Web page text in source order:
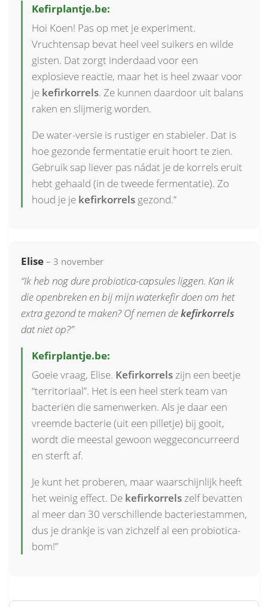
Kefirplantje.be:
Hoi Koen! Pas op met je experiment.
Vruchtensap bevat heel veel suikers en wilde
gisten. Dat zorgt inderdaad voor een
explosieve reactie, maar het is heel zwaar voor
je kefirkorrels. Ze kunnen daardoor uit balans
raken en slijmerig worden.
De water-versie is rustiger en stabieler. Dat is
hoe gezonde fermentatie eruit hoort te zien.
Gebruik sap liever pas nádat je de korrels eruit
hebt gehaald (in de tweede fermentatie). Zo
houd je je kefirkorrels gezond.”
Elise – 3 november
“Ik heb nog dure probiotica-capsules liggen. Kan ik
die openbreken en bij mijn waterkefir doen om het
extra gezond te maken? Of nemen dekefirkorrels
dat niet op?”
Kefirplantje.be:
Goeie vraag, Elise. Kefirkorrelszijn een beetje
“territoriaal”. Het is een heel sterk team van
bacteriën die samenwerken. Als je daar een
vreemde bacterie (uit een pilletje) bij gooit,
wordt die meestal gewoon weggeconcurreerd
en sterft af.
Je kunt het proberen, maar waarschijnlijk heeft
het weinig effect. De kefirkorrelszelf bevatten
al meer dan 30 verschillende bacteriestammen,
dus je drankje is van zichzelf al een probiotica-
bom!”